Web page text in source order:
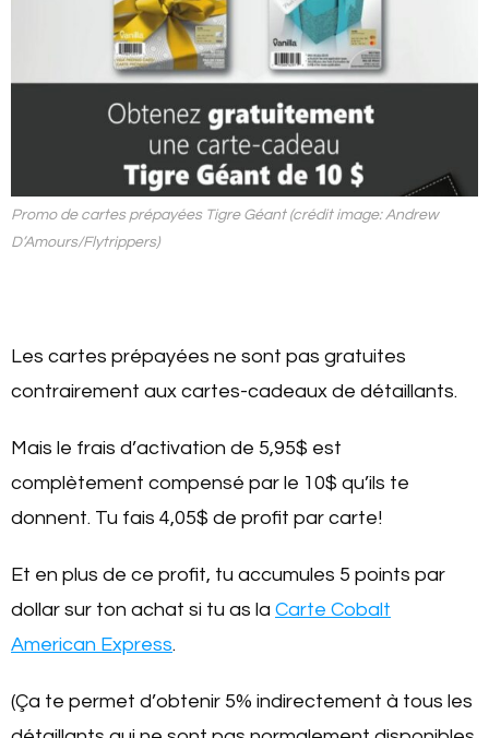
Promo de cartes prépayées Tigre Géant (crédit image: Andrew
D’Amours/Flytrippers)
Les cartes prépayées ne sont pas gratuites
contrairement aux cartes-cadeaux de détaillants.
Mais le frais d’activation de 5,95$ est
complètement compensé par le 10$ qu’ils te
donnent. Tu fais 4,05$ de profit par carte!
Et en plus de ce profit, tu accumules 5 points par
dollar sur ton achat si tu as la Carte Cobalt
American Express.
(Ça te permet d’obtenir 5% indirectement à tous les